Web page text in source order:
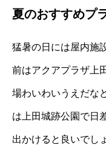
夏のおすすめプ
猛暑の日には屋内施
前はアクアプラザ上
場わいわいうえだな
は上田城跡公園で日
出かけると良いでし